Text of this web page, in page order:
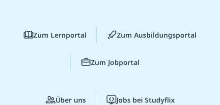
Zum Lernportal Zum Ausbildungsportal
Zum Jobportal
Über uns Jobs bei Studyflix